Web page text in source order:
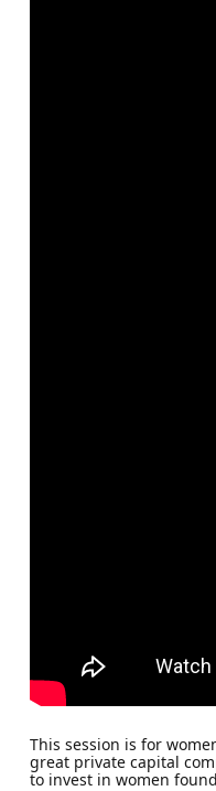
This session is for
great private capital
to invest in women